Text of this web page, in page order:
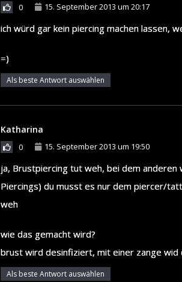
0 15. September 2013 um 20:17
ich würd gar kein piercing machen lassen,
=)
Als beste Antwort auswählen
Katharina
0 15. September 2013 um 19:50
ja, Brustpiercing tut weh, bei dem
Piercings) du musst es nur dem piercer/
weh
wie das gemacht wird?
brust wird desinfiziert, mit einer zange
Als beste Antwort auswählen